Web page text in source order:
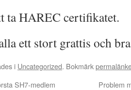
ta HAREC certifikatet.
ett stort grattis och
i Uncategorized. Bokmärk
SH7-medlem Problem